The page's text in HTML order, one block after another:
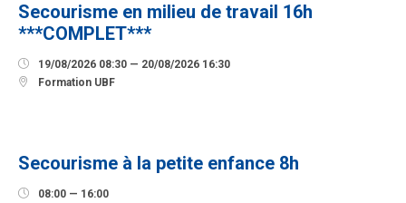
Secourisme en milieu de travail 16h
***COMPLET***
 19/08/2026 08:30 — 20/08/2026 16:30
 Formation UBF
Secourisme à la petite enfance 8h
 08:00 — 16:00